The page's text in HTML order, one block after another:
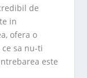
de
in
ofera o
sa nu-ti
este